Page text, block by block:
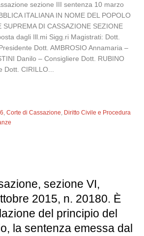
sezione III sentenza 10 marzo
ITALIANA IN NOME DEL POPOLO
SUPREMA DI CASSAZIONE SEZIONE
dagli Ill.mi Sigg.ri Magistrati: Dott.
Dott. AMBROSIO Annamaria –
Danilo – Consigliere Dott. RUBINO
Dott. CIRILLO...
,Corte di Cassazione, Diritto Civile e Procedura
sezione VI,
2015, n. 20180. È
del principio del
la sentenza emessa dal